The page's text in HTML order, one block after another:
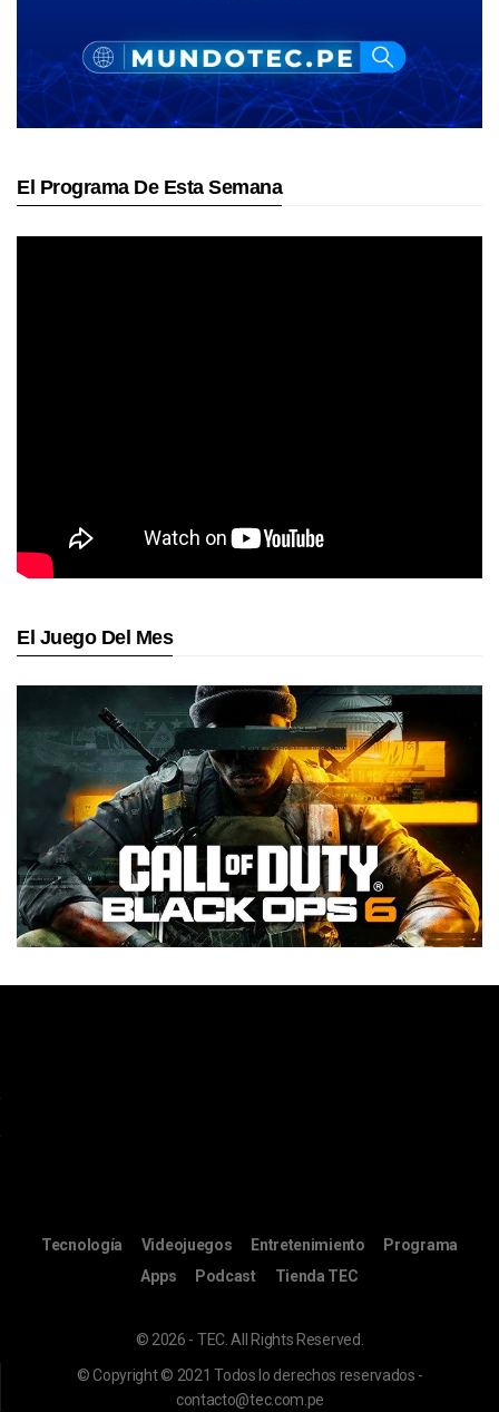
El Programa De Esta Semana
El Juego Del Mes
Tecnología Videojuegos Entretenimiento
Programa
Apps
Podcast Tienda TEC
© 2026 - TEC. All Rights Reserved.
© Copyright © 2021 Todos lo derechos reservados -
contacto@tec.com.pe